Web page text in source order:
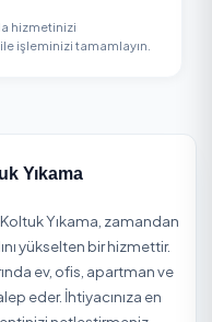
firmalarını karşılaştırın,
adres bilgilerinizi girin